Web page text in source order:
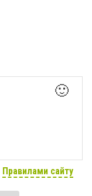
🙂
Правилами сайту